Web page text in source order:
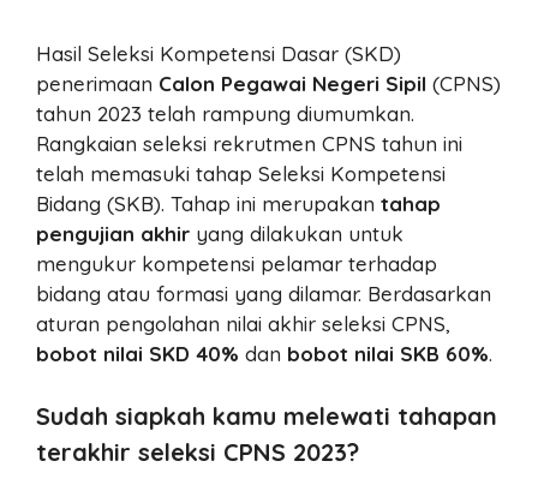
Hasil Seleksi Kompetensi Dasar (SKD)
penerimaan Calon Pegawai Negeri Sipil (CPNS)
tahun 2023 telah rampung diumumkan.
Rangkaian seleksi rekrutmen CPNS tahun ini
telah memasuki tahap Seleksi Kompetensi
Bidang (SKB). Tahap ini merupakan tahap
pengujian akhir yang dilakukan untuk
mengukur kompetensi pelamar terhadap
bidang atau formasi yang dilamar. Berdasarkan
aturan pengolahan nilai akhir seleksi CPNS,
bobot nilai SKD 40% dan bobot nilai SKB 60%.
Sudah siapkah kamu melewati tahapan
terakhir seleksi CPNS 2023?